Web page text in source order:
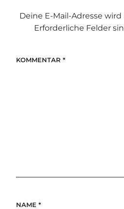
Deine E-Mail-Adresse
Erforderliche Felder
KOMMENTAR *
NAME *